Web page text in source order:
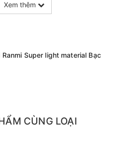
Xem thêm
Ranmi Super light material Bạc
CÙNG LOẠI